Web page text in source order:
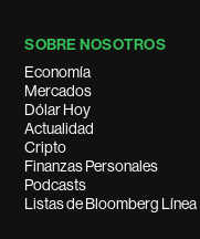
SOBRE NOSOTROS
Economía
Mercados
Dólar Hoy
Actualidad
Cripto
Finanzas Personales
Podcasts
Listas de Bloomberg Línea